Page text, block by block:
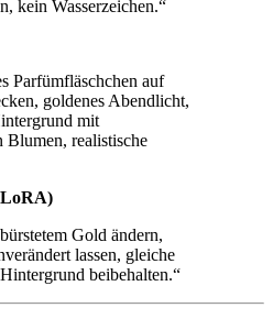
kein Wasserzeichen.“
Parfümfläschchen auf
goldenes Abendlicht,
mit
Blumen, realistische
Gold ändern,
lassen, gleiche
beibehalten.“